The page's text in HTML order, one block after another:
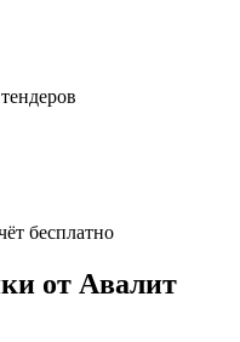
бесплатно
от Авалит